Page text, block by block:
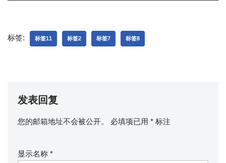
标签: 标签11 标签2 标签7 标签8
发表回复
您的邮箱地址不会被公开。 必填项已用 * 标注
显示名称 *